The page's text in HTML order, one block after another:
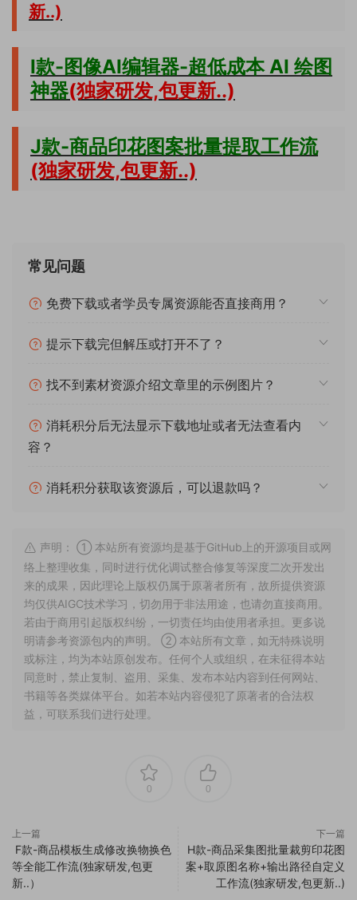
新..)
I款-图像AI编辑器-超低成本 AI 绘图
神器(独家研发,包更新..)
J款-商品印花图案批量提取工作流
(独家研发,包更新..)
常见问题
免费下载或者学员专属资源能否直接商用？
提示下载完但解压或打开不了？
找不到素材资源介绍文章里的示例图片？
消耗积分后无法显示下载地址或者无法查看内
容？
消耗积分获取该资源后，可以退款吗？
声明： ① 本站所有资源均是基于GitHub上的开源项目或网
络上整理收集，同时进行优化调试整合修复等深度二次开发出
来的成果，因此理论上版权仍属于原著者所有，故所提供资源
均仅供AIGC技术学习，切勿用于非法用途，也请勿直接商用。
若由于商用引起版权纠纷，一切责任均由使用者承担。更多说
明请参考资源包内的声明。 ② 本站所有文章，如无特殊说明
或标注，均为本站原创发布。任何个人或组织，在未征得本站
同意时，禁止复制、盗用、采集、发布本站内容到任何网站、
书籍等各类媒体平台。如若本站内容侵犯了原著者的合法权
益，可联系我们进行处理。
0 0
上一篇
F款-商品模板生成修改换物换色
等全能工作流(独家研发,包更
新..）
下一篇
H款-商品采集图批量裁剪印花图
案+取原图名称+输出路径自定义
工作流(独家研发,包更新..)